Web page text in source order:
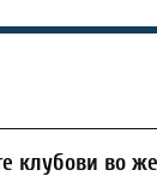
клубови во